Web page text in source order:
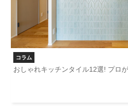
コラム
おしゃれキッチンタイル12選! プロ